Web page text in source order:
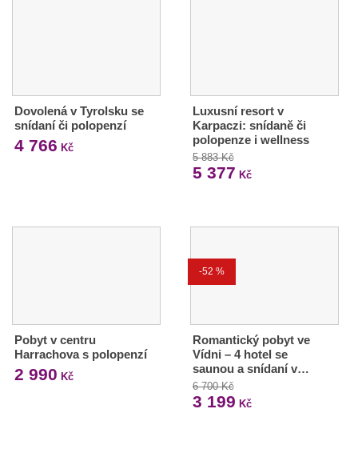
Dovolená v Tyrolsku se
snídaní či polopenzí
4 766 Kč
Luxusní resort v
Karpaczi: snídaně či
polopenze i wellness
5 883 Kč
5 377 Kč
Pobyt v centru
Harrachova s polopenzí
2 990 Kč
-52 %
Romantický pobyt ve
Vídni – 4 hotel se
saunou a snídaní v…
6 700 Kč
3 199 Kč